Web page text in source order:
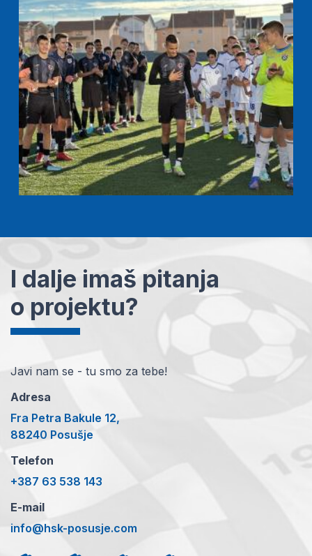
I dalje imaš pitanja
o projektu?
Javi nam se - tu smo za tebe!
Adresa
Fra Petra Bakule 12,
88240 Posušje
Telefon
+387 63 538 143
E-mail
info@hsk-posusje.com